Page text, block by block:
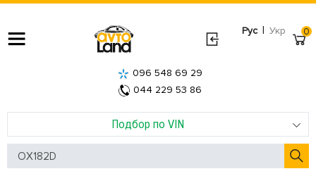
Рус | Укр
Подбор по VIN
096 548 69 29
044 229 53 86
0